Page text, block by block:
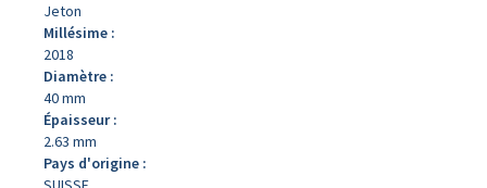
Jeton
Millésime :
2018
Diamètre :
40 mm
Épaisseur :
2.63 mm
Pays d'origine :